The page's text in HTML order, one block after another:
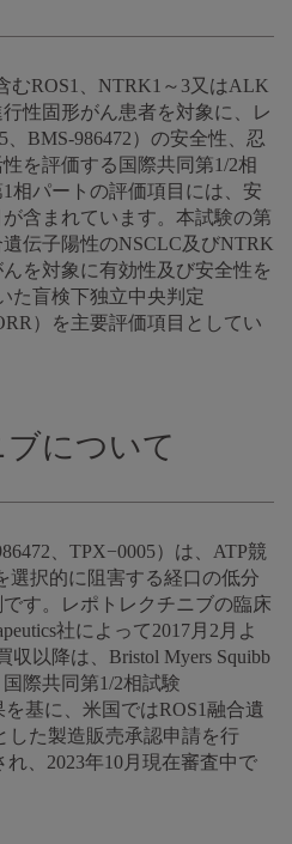
むROS1、NTRK1～3又はALK
性固形がん患者を対象に、レ
BMS-986472）の安全性、忍
を評価する国際共同第1/2相
相パートの評価項目には、安
含まれています。本試験の第
伝子陽性のNSCLC及びNTRK
を対象に有効性及び安全性を
た盲検下独立中央判定
）を主要評価項目としてい
について
、TPX−0005）は、ATP競
選択的に阻害する経口の低分
す。レポトレクチニブの臨床
社によって2017月2月よ
収以降は、Bristol Myers Squibb
際共同第1/2相試験
を基に、米国ではROS1融合遺
した製造販売承認申請を行
れ、2023年10月現在審査中で